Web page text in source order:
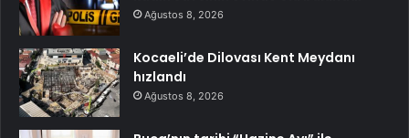
Ağustos 8, 2026
Kocaeli’de Dilovası Kent Meydanı
hızlandı
Ağustos 8, 2026